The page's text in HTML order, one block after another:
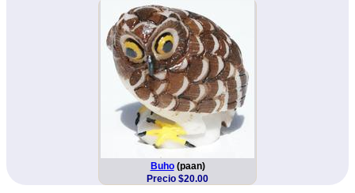
Buho(paan)
Precio $20.00